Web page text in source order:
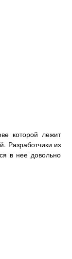
которой лежит
Разработчики из
в нее довольно